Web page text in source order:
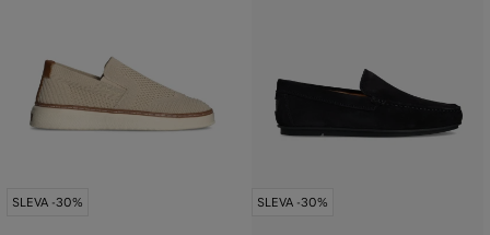
SLEVA -30% SLEVA -30%